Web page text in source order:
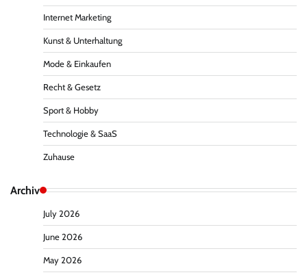
Internet Marketing
Kunst & Unterhaltung
Mode & Einkaufen
Recht & Gesetz
Sport & Hobby
Technologie & SaaS
Zuhause
Archiv
July 2026
June 2026
May 2026